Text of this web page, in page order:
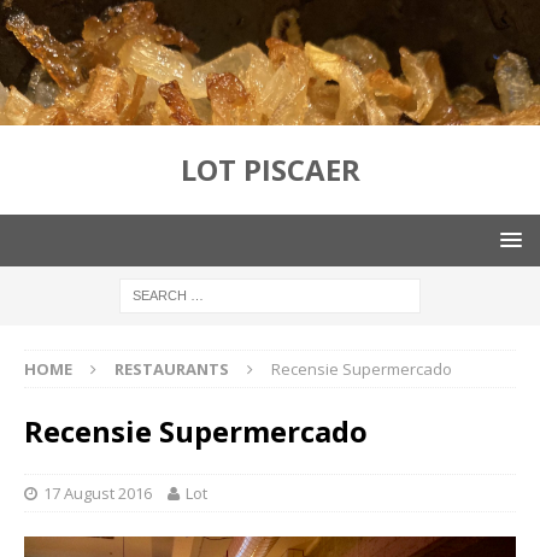
LOT PISCAER
HOME RESTAURANTS Recensie Supermercado
Recensie Supermercado
17 August 2016 Lot